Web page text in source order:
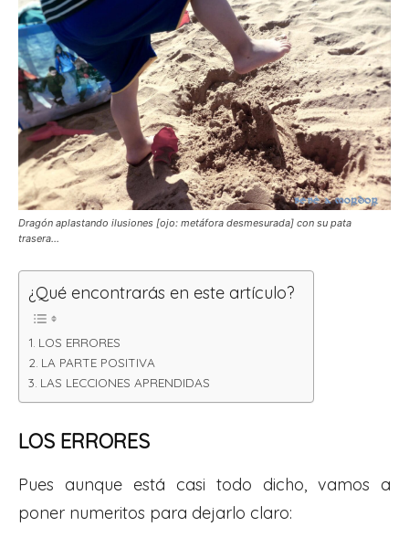
Dragón aplastando ilusiones [ojo: metáfora desmesurada] con su pata
trasera…
¿Qué encontrarás en este artículo?
LOS ERRORES
LA PARTE POSITIVA
LAS LECCIONES APRENDIDAS
LOS ERRORES
Pues aunque está casi todo dicho, vamos a
poner numeritos para dejarlo claro: